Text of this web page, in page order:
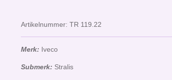
Artikelnummer: TR 119.22
Merk: Iveco
Submerk: Stralis